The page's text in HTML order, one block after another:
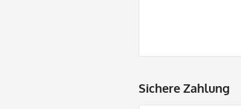
Sichere Zahlung